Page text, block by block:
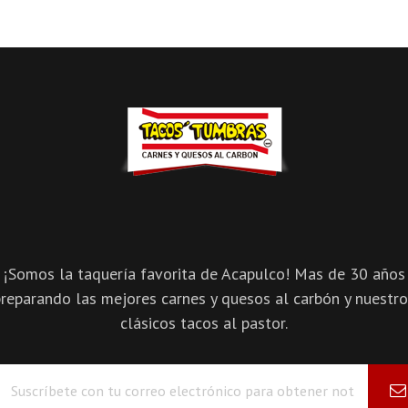
¡Somos la taquería favorita de Acapulco! Mas de 30 años
las mejores carnes y quesos al carbón y
clásicos tacos al pastor.